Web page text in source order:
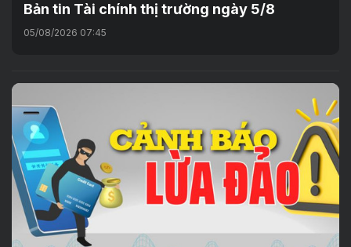
Bản tin Tài chính thị trường ngày 5/8
05/08/2026 07:45